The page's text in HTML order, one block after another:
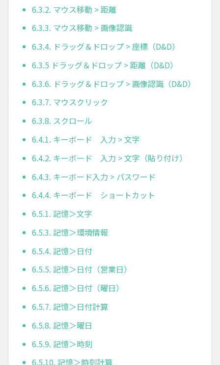
6.3.2. マウス移動 > 距離
6.3.3. マウス移動 > 画像認識
6.3.4. ドラッグ＆ドロップ > 座標（D&D）
6.3.5 ドラッグ＆ドロップ > 距離（D&D）
6.3.6. ドラッグ＆ドロップ > 画像認識（D&D）
6.3.7. マウスクリック
6.3.8. スクロール
6.4.1. キーボード 入力 > 文字
6.4.2. キーボード 入力 > 文字（貼り付け）
6.4.3. キーボード入力 > パスワード
6.4.4. キーボード ショートカット
6.5.1. 記憶＞文字
6.5.3. 記憶＞環境情報
6.5.4. 記憶＞日付
6.5.5. 記憶＞日付（営業日）
6.5.6. 記憶＞日付（曜日）
6.5.7. 記憶＞日付計算
6.5.8. 記憶＞曜日
6.5.9. 記憶＞時刻
6.5.10. 記憶＞時刻計算